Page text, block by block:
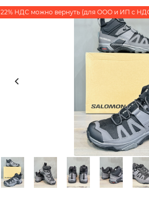
22% НДС можно вернуть (для ООО и ИП с